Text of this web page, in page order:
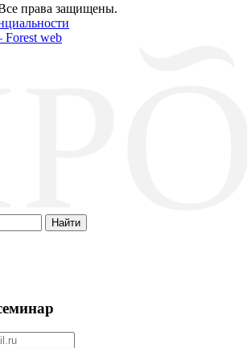
права защищены.
Forest web
Найти